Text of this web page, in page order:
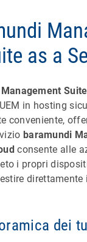
as a
in hosting
conveniente,
baramundi
consente alle
i propri
direttamente
dei